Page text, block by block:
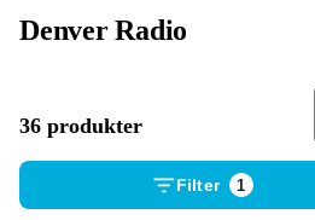
Denver Radio
36 produkter
Filter 1